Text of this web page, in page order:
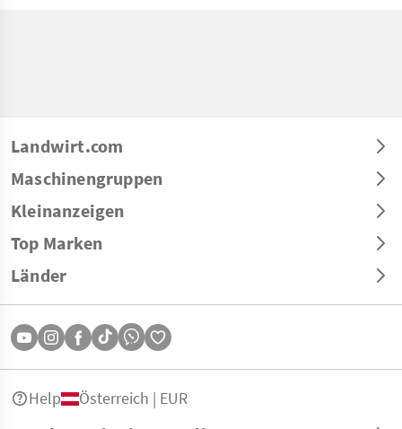
Landwirt.com
Maschinengruppen
Kleinanzeigen
Top Marken
Länder
Help Österreich | EUR